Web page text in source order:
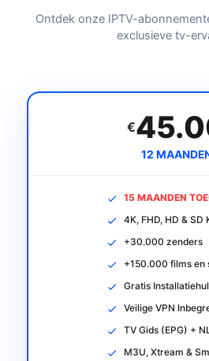
Ontdek onze IPTV-
exclusieve tv-
€
12
15 MAANDEN
4K, FHD, HD & SD
+30.000 zenders
+150.000 films en
Gratis
Veilige VPN
TV Gids (EPG) +
M3U, Xtream &